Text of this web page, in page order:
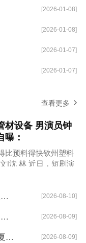
[2026-01-08]
[2026-01-08]
[2026-01-07]
[2026-01-07]
查看更多
材设备 男演员钟
曝：
比预料得快钦州塑料
|沈 林 近日，短剧演
深圳塑料管材设备价格 十多万东谈主报名的考查，获利一起作废， [2026-08-10]
昆玉塑料管材生产线厂家 建始：朝雾漫江山 日出耀山野 [2026-08-09]
鄂尔多斯塑料挤出机 俄罗斯“金环”夏季好意思景 [2026-08-09]